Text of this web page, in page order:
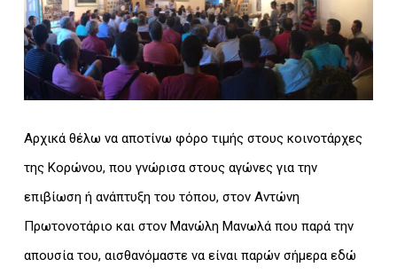
Αρχικά θέλω να αποτίνω φόρο τιμής στους κοινοτάρχες
της Κορώνου, που γνώρισα στους αγώνες για την
επιβίωση ή ανάπτυξη του τόπου, στον Αντώνη
Πρωτονοτάριο και στον Μανώλη Μανωλά που παρά την
απουσία του, αισθανόμαστε να είναι παρών σήμερα εδώ